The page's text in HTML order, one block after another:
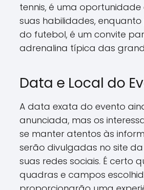
tennis, é uma
suas habilidades,
do futebol, é um convite
adrenalina típica das
Data e Local do
A data exata do evento
anunciada, mas os
se manter atentos às
serão divulgadas no site da
suas redes sociais. É certo
quadras e campos